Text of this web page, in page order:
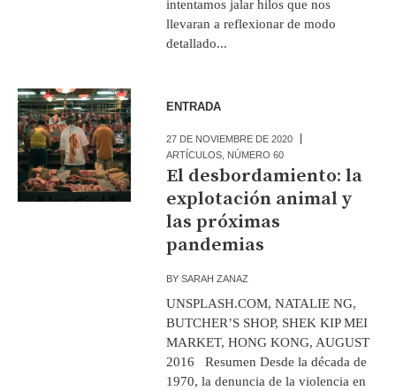
intentamos jalar hilos que nos
llevaran a reflexionar de modo
detallado...
ENTRADA
27 DE NOVIEMBRE DE 2020
ARTÍCULOS NÚMERO 60
El desbordamiento: la
explotación animal y
las próximas
pandemias
BYSARAH ZANAZ
UNSPLASH.COM, NATALIE NG,
BUTCHER’S SHOP, SHEK KIP MEI
MARKET, HONG KONG, AUGUST
2016 Resumen Desde la década de
1970, la denuncia de la violencia en